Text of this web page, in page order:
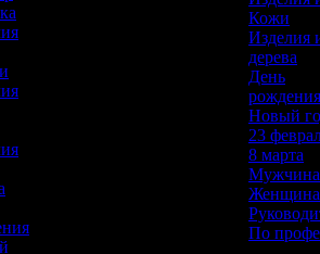
в избранное, пожалуйста,
Кожи
Изделия
дерева
День
рождения
Новый
23
8 марта
По